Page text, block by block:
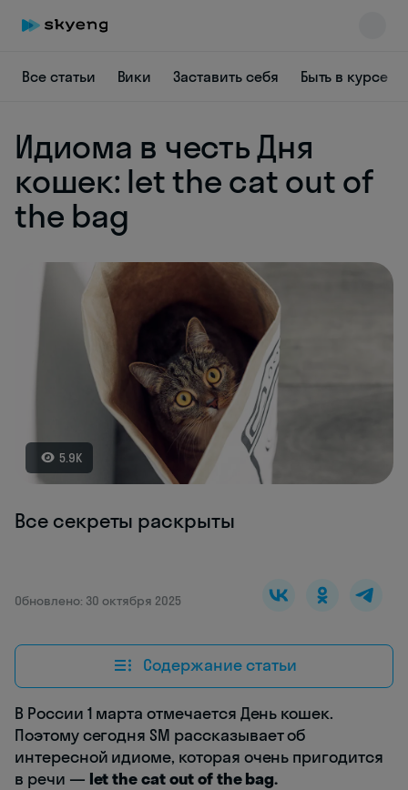
Все статьи Вики Заставить себя Быть в курсе
Идиома в честь Дня
кошек: let the cat out of
the bag
5.9K
Все секреты раскрыты
Обновлено: 30 октября 2025
Содержание статьи
В России 1 марта отмечается День кошек.
Поэтому сегодня SM рассказывает об
интересной идиоме, которая очень пригодится
в речи — let the cat out of the bag.
Skyeng Chat
online